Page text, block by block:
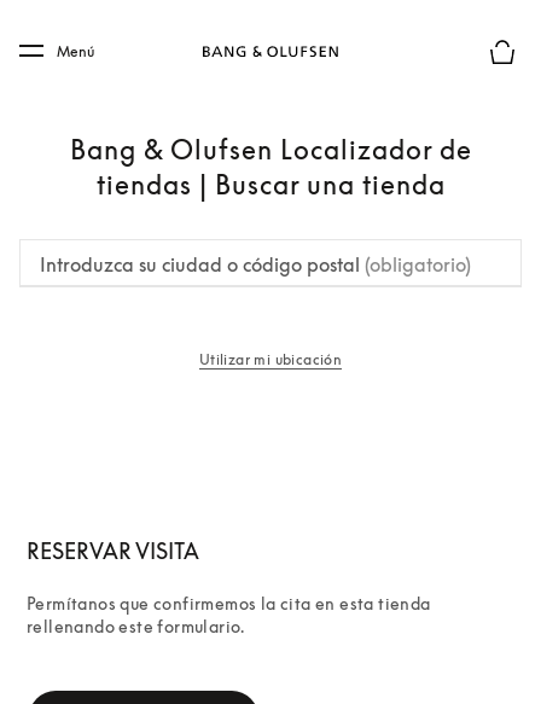
Skip to main footer
Menú
Bang & Olufsen Localizador de
tiendas | Buscar una tienda
Introduzca su ciudad o código postal (obligatorio)
Utilizar mi ubicación
RESERVAR VISITA
Permítanos que confirmemos la cita en esta tienda
rellenando este formulario.